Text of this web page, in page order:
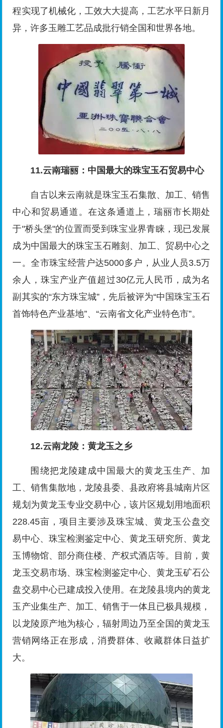
程实现了机械化，工效大大提高，工艺水平日新月
异，许多玉雕工艺品成批行销全国和世界各地。
11.云南瑞丽：中国最大的珠宝玉石贸易中心
自古以来云南就是珠宝玉石集散、加工、销售
中心和贸易通道。在这条通道上，瑞丽市长期处
于"桥头堡"的位置而受到珠宝业界青睐，现已发展
成为中国最大的珠宝玉石雕刻、加工、贸易中心之
一。全市珠宝经营户达5000多户，从业人员3.5万
余人，珠宝产业产值超过30亿元人民币，成为名
副其实的“东方珠宝城”，先后被评为“中国珠宝玉石
首饰特色产业基地”、“云南省文化产业特色市”。
12.云南龙陵：黄龙玉之乡
围绕把龙陵建成中国最大的黄龙玉生产、加
工、销售集散地，龙陵县委、县政府将县城南片区
规划为黄龙玉专业交易中心，该片区规划用地面积
228.45亩，项目主要涉及珠宝城、黄龙玉公盘交
易中心、珠宝检测鉴定中心、黄龙玉研究所、黄龙
玉博物馆、部分商住楼、产权式酒店等。目前，黄
龙玉交易市场、珠宝检测鉴定中心、黄龙玉矿石公
盘交易中心已建成投入使用。在龙陵县境内的黄龙
玉产业集生产、加工、销售于一体且已极具规模，
以龙陵原产地为核心，辐射周边乃至全国的黄龙玉
营销网络正在形成，消费群体、收藏群体日益扩
大。